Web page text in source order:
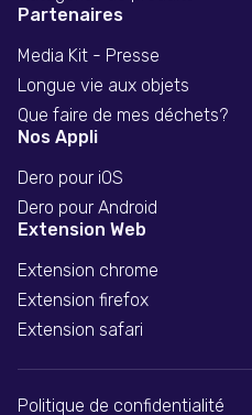
Partenaires
Media Kit - Presse
Longue vie aux objets
Que faire de mes déchets?
Nos Appli
Dero pour iOS
Dero pour Android
Extension Web
Extension chrome
Extension firefox
Extension safari
Politique de confidentialité